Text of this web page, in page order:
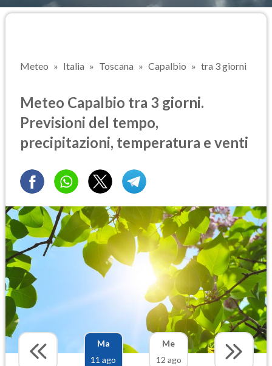
Meteo Italia Toscana Capalbio tra 3 giorni
Meteo Capalbio tra 3 giorni.
Previsioni del tempo,
precipitazioni, temperatura e venti
Ma
11 ago
Me
12 ago